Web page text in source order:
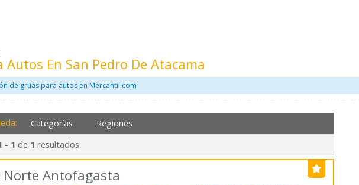
Autos En San Pedro De Atacama
de gruas para autos en Mercantil.com
Categorías Regiones
- 1 de 1 resultados.
Norte Antofagasta